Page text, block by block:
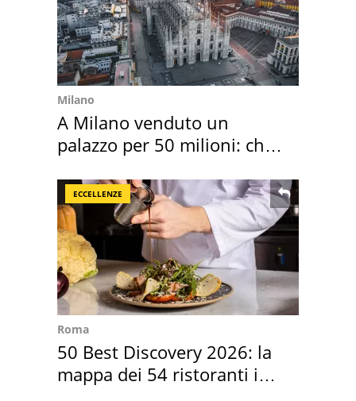
Milano
A Milano venduto un
palazzo per 50 milioni: chi
ECCELLENZE
Roma
50 Best Discovery 2026: la
mappa dei 54 ristoranti in